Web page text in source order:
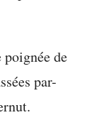
de
par-